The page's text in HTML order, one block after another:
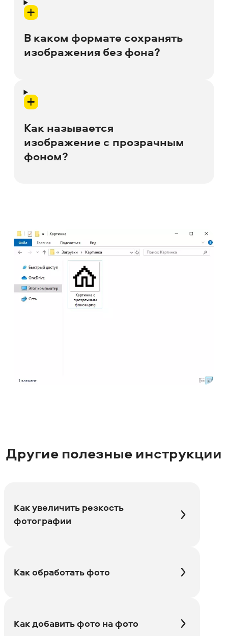
В каком формате сохранять
изображения без фона?
Сохраняйте изображения без фона в
формате PNG – в этом формате
прозрачность не потеряется, а
получившийся файл будет читаться
большинством сайтов и устройств.
Как называется
изображение с прозрачным
фоном?
определить, способен ли файл
содержать прозрачные элементы. Для
этого обратите внимание на
расширение. Файлы с расширениями
.png, .gif, .svg и .psd поддерживают
прозрачность, с расширениями .jpg,
Другие полезные инструкции
Как увеличить резкость
фотографии
Как обработать фото
Как добавить фото на фото